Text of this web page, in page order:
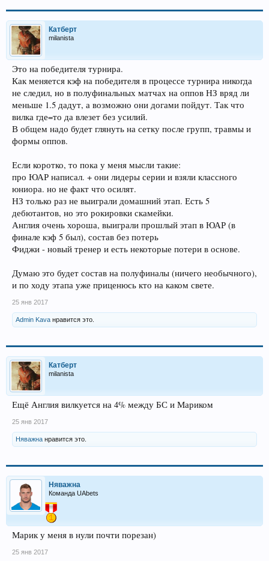
Катберт
milanista
Это на победителя турнира.
Как меняется кэф на победителя в процессе турнира никогда
не следил, но в полуфинальных матчах на оппов НЗ вряд ли
меньше 1.5 дадут, а возможно они догами пойдут. Так что
вилка где=то да влезет без усилий.
В общем надо будет глянуть на сетку после групп, травмы и
формы оппов.
Если коротко, то пока у меня мысли такие:
про ЮАР написал. + они лидеры серии и взяли классного
юниора. но не факт что осилят.
НЗ только раз не выиграли домашний этап. Есть 5
дебютантов, но это рокировки скамейки.
Англия очень хороша, выиграли прошлый этап в ЮАР (в
финале кэф 5 был), состав без потерь
Фиджи - новый тренер и есть некоторые потери в основе.
Думаю это будет состав на полуфиналы (ничего необычного),
и по ходу этапа уже приценюсь кто на каком свете.
25 янв 2017
Admin Kava нравится это.
Катберт
milanista
Ещё Англия вилкуется на 4% между БС и Мариком
25 янв 2017
Няважна нравится это.
Няважна
Команда UAbets
Марик у меня в нули почти порезан)
25 янв 2017